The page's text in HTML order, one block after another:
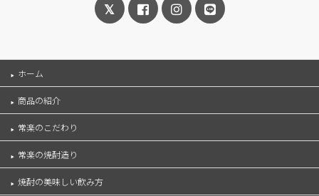
ホーム
商品の紹介
常楽のこだわり
常楽の焼酎造り
焼酎の美味しい飲み方